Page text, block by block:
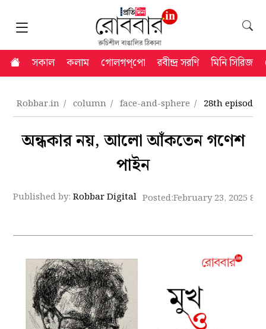
সকাল কলাম গোলগপ্‌পো রবীন্দ্র সরণি মিনি সিরিজ
Robbar.in column face-and-sphere 28th episode
অন্ধকার নয়, আলো আঁকতেন গণেশ
পাইন
Published by:Robbar Digital Posted:February 23, 2025